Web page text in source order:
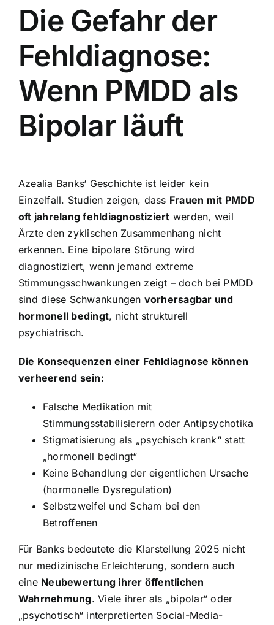
Die Gefahr der
Fehldiagnose:
Wenn PMDD als
Bipolar läuft
Azealia Banks‘ Geschichte ist leider kein
Einzelfall. Studien zeigen, dass Frauen mit PMDD
oft jahrelang fehldiagnostiziert werden, weil
Ärzte den zyklischen Zusammenhang nicht
erkennen. Eine bipolare Störung wird
diagnostiziert, wenn jemand extreme
Stimmungsschwankungen zeigt – doch bei PMDD
sind diese Schwankungen vorhersagbar und
hormonell bedingt, nicht strukturell
psychiatrisch.
Die Konsequenzen einer Fehldiagnose können
verheerend sein:
Falsche Medikation mit
Stimmungsstabilisierern oder Antipsychotika
Stigmatisierung als „psychisch krank“ statt
„hormonell bedingt“
Keine Behandlung der eigentlichen Ursache
(hormonelle Dysregulation)
Selbstzweifel und Scham bei den
Betroffenen
Für Banks bedeutete die Klarstellung 2025 nicht
nur medizinische Erleichterung, sondern auch
eine Neubewertung ihrer öffentlichen
Wahrnehmung. Viele ihrer als „bipolar“ oder
„psychotisch“ interpretierten Social-Media-